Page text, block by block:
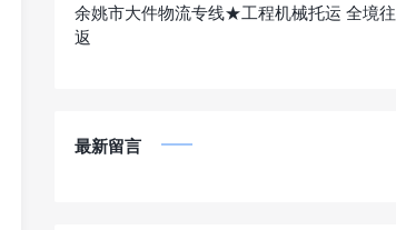
余姚市大件物流专线★工程机械托运 全境往
返
最新留言